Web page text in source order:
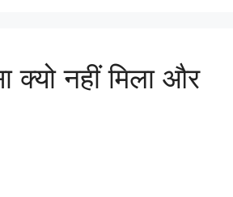
क्यो नहीं मिला और